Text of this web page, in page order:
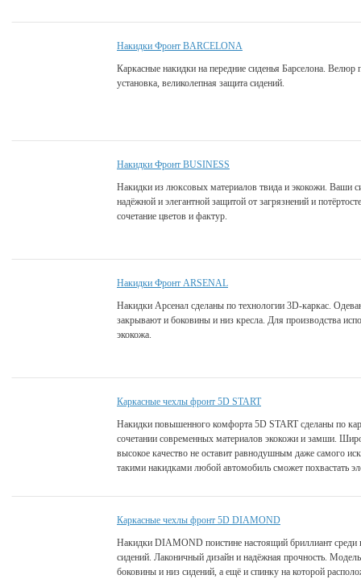
Накидки Фронт BARCELONA
Каркасные накидки на передние сиденья Барселона. Велюр
установка, великолепная защита сидений.
Накидки Фронт BUSINESS
Накидки из люксовых материалов твида и экокожи. Ваши
надёжной и элегантной защитой от загрязнений и
сочетание цветов и фактур.
Накидки Фронт ARSENAL
Накидки Арсенал сделаны по технологии 3D-каркас.
закрывают и боковины и низ кресла. Для производства
экокожа.
Каркасные чехлы фронт 5D START
Накидки повышенного комфорта 5D START сделаны по
сочетании современных материалов экокожи и замши.
высокое качество не оставит равнодушным даже самого
такими накидками любой автомобиль сможет похвастать
Каркасные чехлы фронт 5D DIAMOND
Накидки DIAMOND поистине настоящий бриллиант среди
сидений. Лаконичный дизайн и надёжная прочность.
боковины и низ сидений, а ещё и спинку на которой